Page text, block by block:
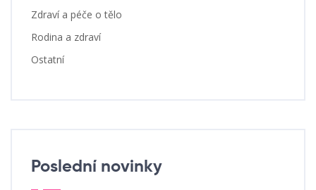
Zdraví a péče o tělo
Rodina a zdraví
Ostatní
Poslední novinky